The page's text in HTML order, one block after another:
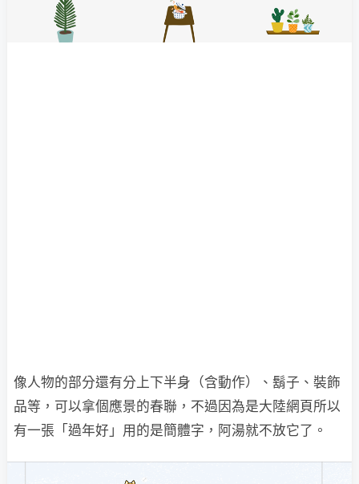
像人物的部分還有分上下半身（含動作）、鬍子、裝飾
品等，可以拿個應景的春聯，不過因為是大陸網頁所以
有一張「過年好」用的是簡體字，阿湯就不放它了。